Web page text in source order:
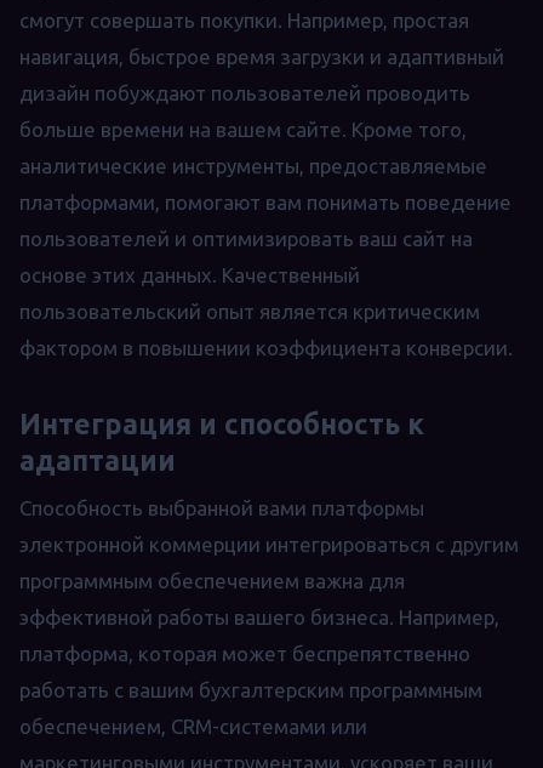
смогут совершать покупки. Например, простая
навигация, быстрое время загрузки и адаптивный
дизайн побуждают пользователей проводить
больше времени на вашем сайте. Кроме того,
аналитические инструменты, предоставляемые
платформами, помогают вам понимать поведение
пользователей и оптимизировать ваш сайт на
основе этих данных. Качественный
пользовательский опыт является критическим
фактором в повышении коэффициента конверсии.
Интеграция и способность к
адаптации
Способность выбранной вами платформы
электронной коммерции интегрироваться с другим
программным обеспечением важна для
эффективной работы вашего бизнеса. Например,
платформа, которая может беспрепятственно
работать с вашим бухгалтерским программным
обеспечением, CRM-системами или
маркетинговыми инструментами, ускоряет ваши